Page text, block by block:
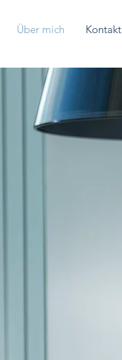
Über mich Kontakt